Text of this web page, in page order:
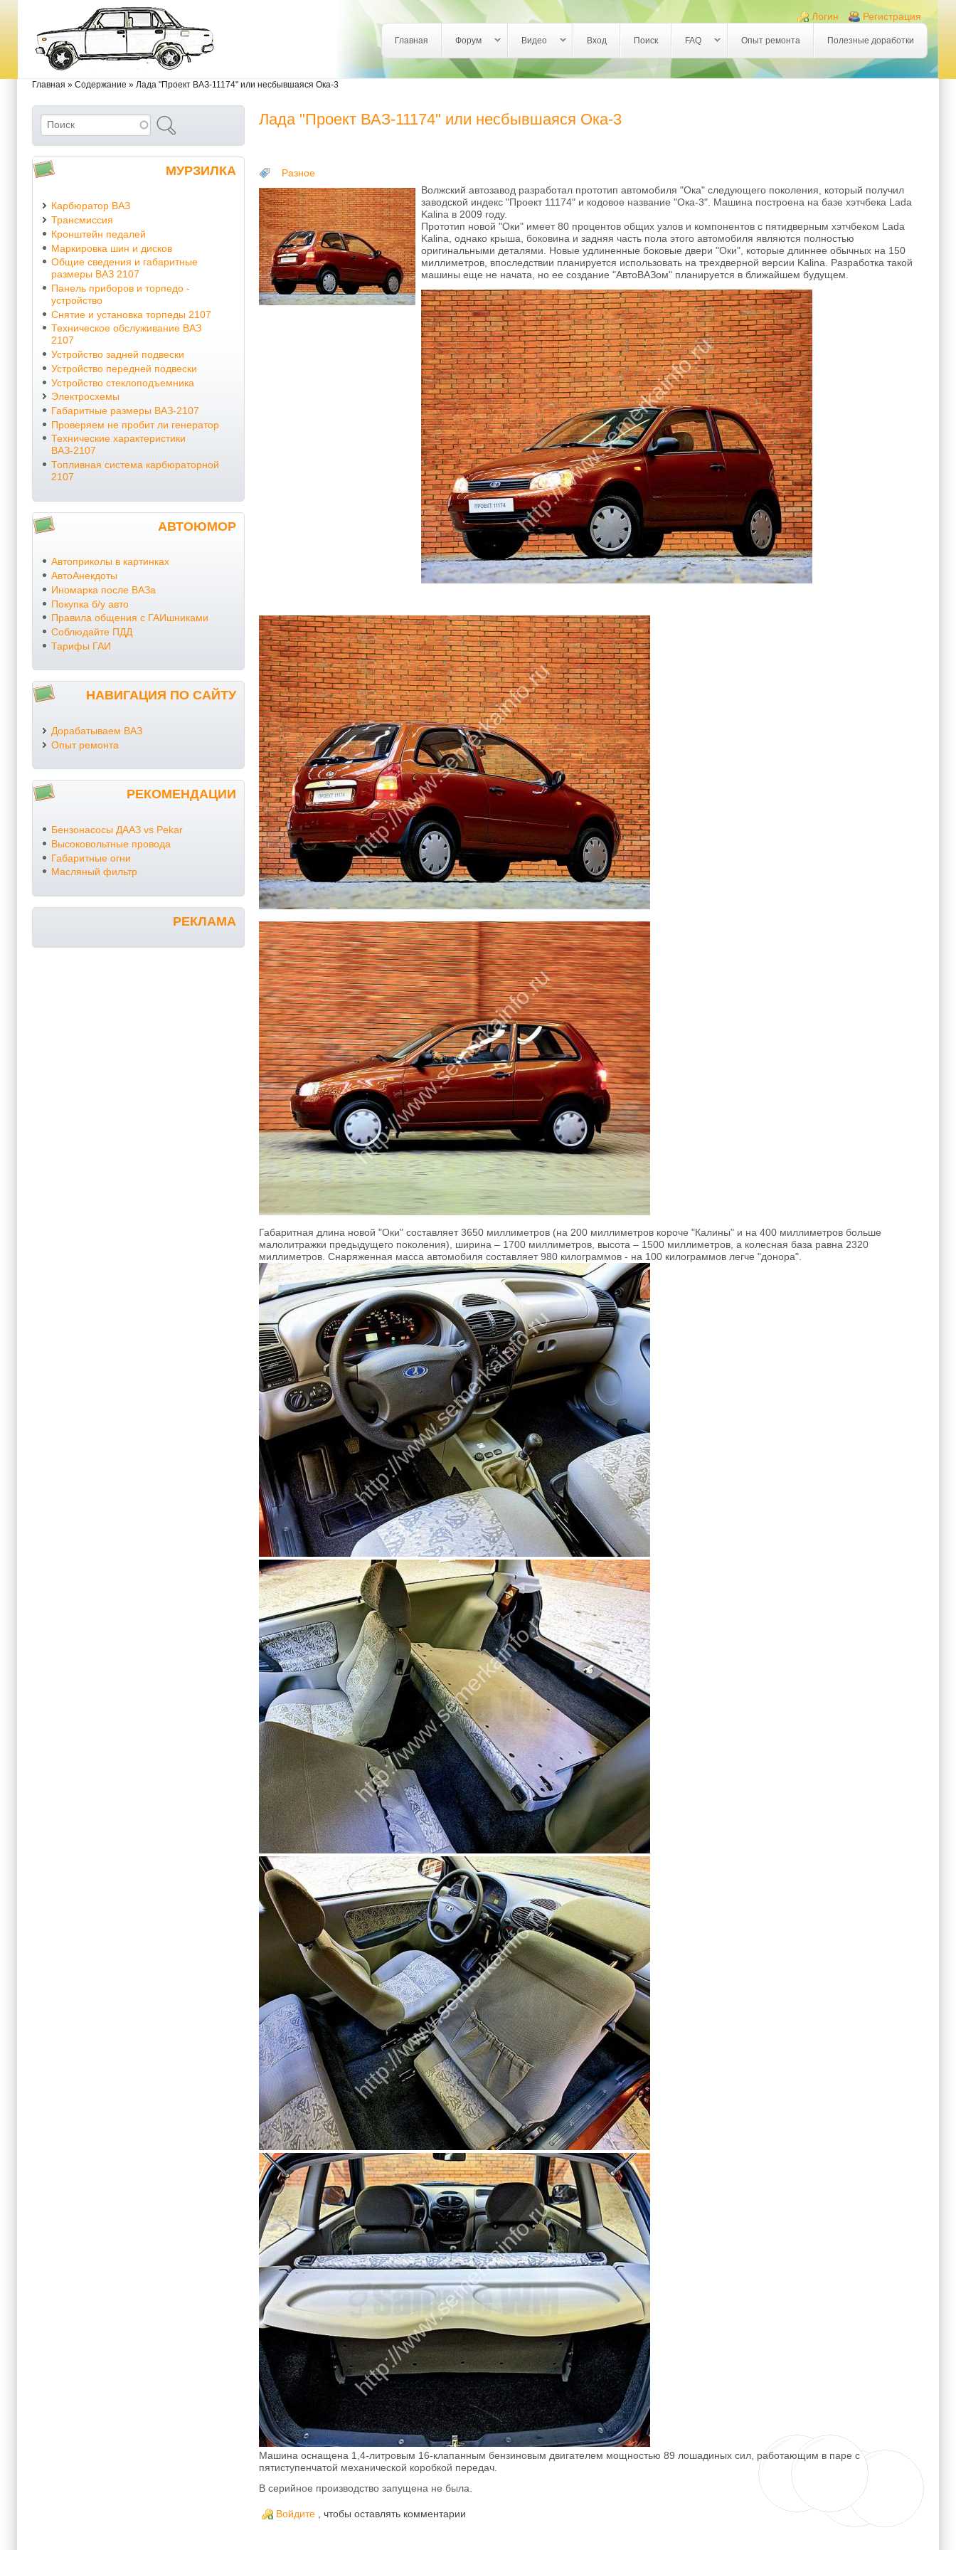
Перейти к основному содержанию
Login links
Логин Регистрация
Главная Форум Видео Вход Поиск FAQ Опыт ремонта Полезные доработки
Вы здесь
Главная » Содержание » Лада "Проект ВАЗ-11174" или несбывшаяся Ока-3
Форма поиска Поиск
МУРЗИЛКА
Карбюратор ВАЗ
Трансмиссия
Кронштейн педалей
Маркировка шин и дисков
Общие сведения и габаритные
размеры ВАЗ 2107
Панель приборов и торпедо -
устройство
Снятие и установка торпеды 2107
Техническое обслуживание ВАЗ
2107
Устройство задней подвески
Устройство передней подвески
Устройство стеклоподъемника
Электросхемы
Габаритные размеры ВАЗ-2107
Проверяем не пробит ли генератор
Технические характеристики
ВАЗ-2107
Топливная система карбюраторной
2107
АВТОЮМОР
Автоприколы в картинках
АвтоАнекдоты
Иномарка после ВАЗа
Покупка б/у авто
Правила общения с ГАИшниками
Соблюдайте ПДД
Тарифы ГАИ
НАВИГАЦИЯ ПО САЙТУ
Дорабатываем ВАЗ
Опыт ремонта
РЕКОМЕНДАЦИИ
Бензонасосы ДААЗ vs Pekar
Высоковольтные провода
Габаритные огни
Масляный фильтр
РЕКЛАМА
Лада "Проект ВАЗ-11174" или несбывшаяся Ока-3
Разное
Волжский автозавод разработал прототип автомобиля "Ока" следующего поколения, который получил
заводской индекс "Проект 11174" и кодовое название "Ока-3". Машина построена на базе хэтчбека Lada
Kalina в 2009 году.
Прототип новой "Оки" имеет 80 процентов общих узлов и компонентов с пятидверным хэтчбеком Lada
Kalina, однако крыша, боковина и задняя часть пола этого автомобиля являются полностью
оригинальными деталями. Новые удлиненные боковые двери "Оки", которые длиннее обычных на 150
миллиметров, впоследствии планируется использовать на трехдверной версии Kalina. Разработка такой
машины еще не начата, но ее создание "АвтоВАЗом" планируется в ближайшем будущем.
Габаритная длина новой "Оки" составляет 3650 миллиметров (на 200 миллиметров короче "Калины" и на 400 миллиметров больше
малолитражки предыдущего поколения), ширина – 1700 миллиметров, высота – 1500 миллиметров, а колесная база равна 2320
миллиметров. Снаряженная масса автомобиля составляет 980 килограммов - на 100 килограммов легче "донора".
Машина оснащена 1,4-литровым 16-клапанным бензиновым двигателем мощностью 89 лошадиных сил, работающим в паре с
пятиступенчатой механической коробкой передач.
В серийное производство запущена не была.
Войдите , чтобы оставлять комментарии